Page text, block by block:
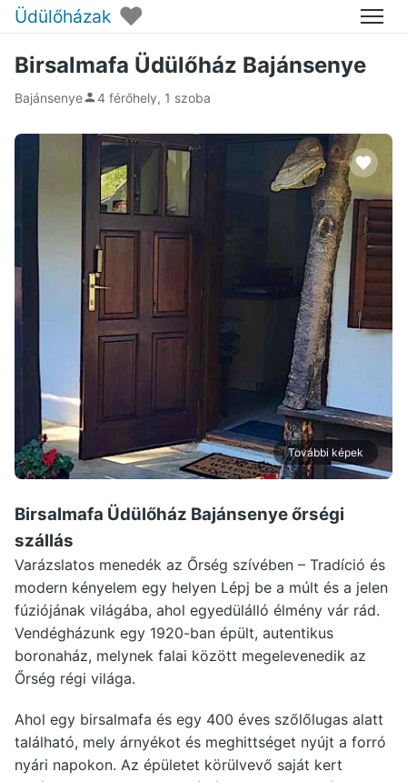
Üdülőházak ♥ Menü
Birsalmafa Üdülőház Bajánsenye
Bajánsenye 4 férőhely, 1 szoba
További képek
Birsalmafa Üdülőház Bajánsenyeőrségi
szállás
Varázslatos menedék az Őrség szívében – Tradíció és
modern kényelem egy helyen Lépj be a múlt és a jelen
fúziójának világába, ahol egyedülálló élmény vár rád.
Vendégházunk egy 1920-ban épült, autentikus
boronaház, melynek falai között megelevenedik az
Őrség régi világa.
Ahol egy birsalmafa és egy 400 éves szőlőlugas alatt
található, mely árnyékot és meghittséget nyújt a forró
nyári napokon. Az épületet körülvevő saját kert